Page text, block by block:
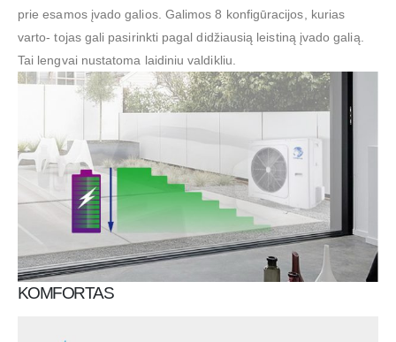
prie esamos įvado galios. Galimos 8 konfigūracijos, kurias
varto- tojas gali pasirinkti pagal didžiausią leistiną įvado galią.
Tai lengvai nustatoma laidiniu valdikliu.
KOMFORTAS